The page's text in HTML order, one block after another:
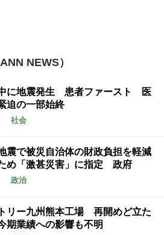
NEWS）
に地震発生 患者ファースト 医
迫の一部始終
社会
震で被災自治体の財政負担を軽減
め「激甚災害」に指定 政府
政治
リー九州熊本工場 再開めど立た
業績への影響も不明